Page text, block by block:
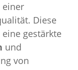
einer
Diese
gestärkte
und
von